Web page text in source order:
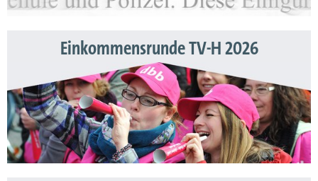
Einkommensrunde TV-H 2026